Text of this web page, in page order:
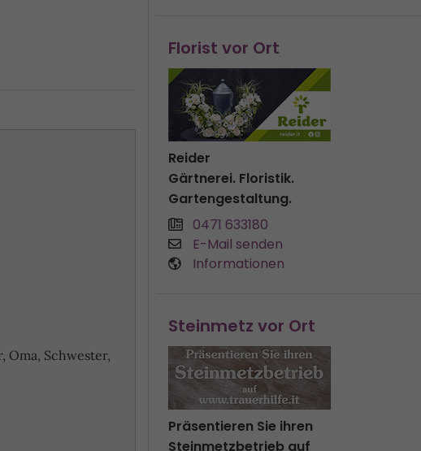
Schwester,
Florist vor Ort
Reider
Gärtnerei. Floristik.
Gartengestaltung.
0471 633180
E-Mail senden
Informationen
Steinmetz vor Ort
Präsentieren Sie ihren
Steinmetzbetrieb auf